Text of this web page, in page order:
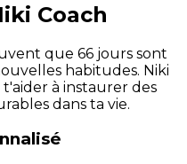
Coach
que 66 jours sont
habitudes. Niki
à instaurer des
dans ta vie.